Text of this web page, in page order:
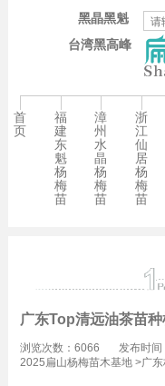
台湾黑高峰
黑晶黑魁
首
页
福
建
东
魁
杨
梅
苗
漳
州
水
晶
杨
梅
苗
浙
江
仙
居
杨
梅
苗
广东Top清远油茶苗
浏览次数：6066
发布时
2025扁山杨梅苗木基地>广